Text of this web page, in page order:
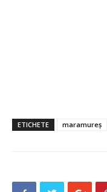
ETICHETE maramureș